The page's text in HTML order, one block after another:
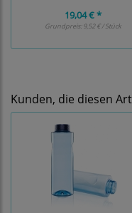
19,04 € *
Grundpreis:9,52 € / Stück
Kunden, die diesen